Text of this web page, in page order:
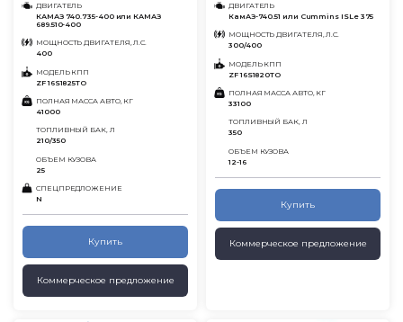
ДВИГАТЕЛЬ
КАМАЗ 740.735-400 или КАМАЗ
689.510-400
МОЩНОСТЬ ДВИГАТЕЛЯ, Л.С.
400
МОДЕЛЬ КПП
ZF 16S1825TO
ПОЛНАЯ МАССА АВТО, КГ
41000
ТОПЛИВНЫЙ БАК, Л
210/350
ОБЪЕМ КУЗОВА
25
СПЕЦПРЕДЛОЖЕНИЕ
N
Купить
Коммерческое предложение
ДВИГАТЕЛЬ
КамАЗ-740.51 или Cummins ISLe 375
МОЩНОСТЬ ДВИГАТЕЛЯ, Л.С.
300/400
МОДЕЛЬ КПП
ZF 16S1820ТО
ПОЛНАЯ МАССА АВТО, КГ
33100
ТОПЛИВНЫЙ БАК, Л
350
ОБЪЕМ КУЗОВА
12-16
Купить
Коммерческое предложение